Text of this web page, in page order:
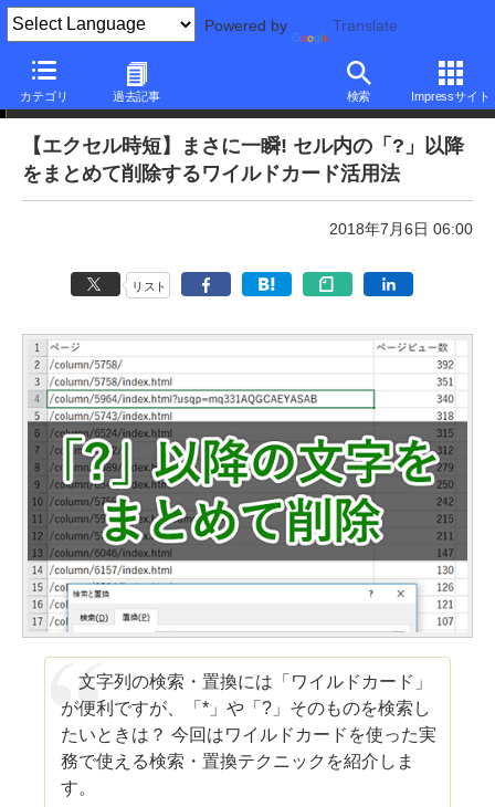
Powered by Translate
カテゴリ 過去記事 検索 Impressサイト
本日のできるネット
【エクセル時短】まさに一瞬! セル内の「?」以降
をまとめて削除するワイルドカード活用法
2018年7月6日 06:00
リスト
文字列の検索・置換には「ワイルドカード」
が便利ですが、「*」や「?」そのものを検索し
たいときは？ 今回はワイルドカードを使った実
務で使える検索・置換テクニックを紹介しま
す。